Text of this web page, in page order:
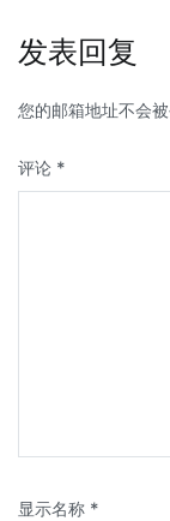
发表回复
您的邮箱地址不会被
评论 *
显示名称 *